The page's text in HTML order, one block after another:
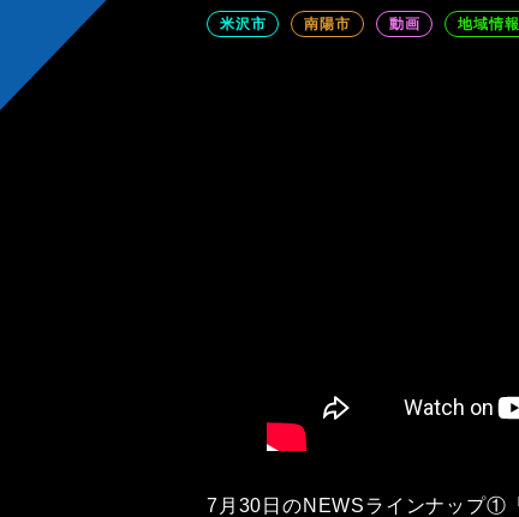
米沢市 南陽市 動画 地域情報
7月30日のNEWSラインナップ①